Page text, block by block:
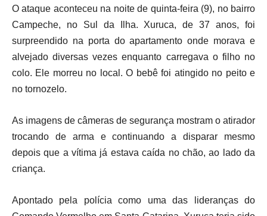
O ataque aconteceu na noite de quinta-feira (9), no bairro
Campeche, no Sul da Ilha. Xuruca, de 37 anos, foi
surpreendido na porta do apartamento onde morava e
alvejado diversas vezes enquanto carregava o filho no
colo. Ele morreu no local. O bebê foi atingido no peito e
no tornozelo.
As imagens de câmeras de segurança mostram o atirador
trocando de arma e continuando a disparar mesmo
depois que a vítima já estava caída no chão, ao lado da
criança.
Apontado pela polícia como uma das lideranças do